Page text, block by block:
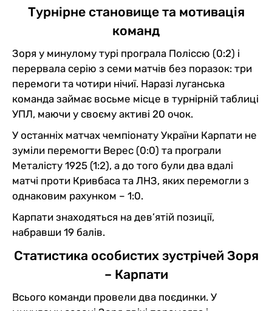
Турнірне становище та мотивація
команд
Зоря у минулому турі програла Поліссю (0:2) і
перервала серію з семи матчів без поразок: три
перемоги та чотири нічиї. Наразі луганська
команда займає восьме місце в турнірній таблиці
УПЛ, маючи у своєму активі 20 очок.
У останніх матчах чемпіонату України Карпати не
зуміли перемогти Верес (0:0) та програли
Металісту 1925 (1:2), а до того були два вдалі
матчі проти Кривбаса та ЛНЗ, яких перемогли з
однаковим рахунком – 1:0.
Карпати знаходяться на дев’ятій позиції,
набравши 19 балів.
Статистика особистих зустрічей Зоря
– Карпати
Всього команди провели два поєдинки. У